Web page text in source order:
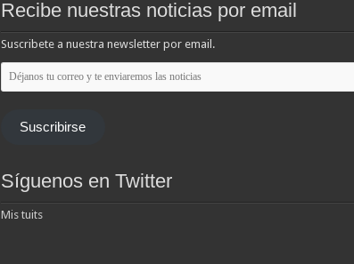
Recibe nuestras noticias por email
Suscribete a nuestra newsletter por email.
Déjanos
tu
correo
enviaremos
Suscribirse
Síguenos en Twitter
Mis tuits